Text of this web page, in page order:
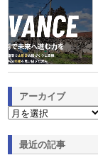
アーカイブ
最近の記事